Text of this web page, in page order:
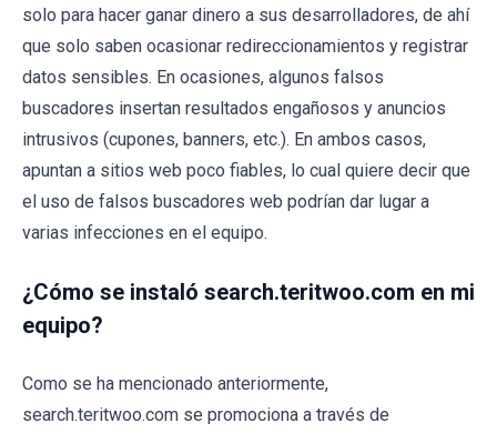
solo para hacer ganar dinero a sus desarrolladores, de ahí
que solo saben ocasionar redireccionamientos y registrar
datos sensibles. En ocasiones, algunos falsos
buscadores insertan resultados engañosos y anuncios
intrusivos (cupones, banners, etc.). En ambos casos,
apuntan a sitios web poco fiables, lo cual quiere decir que
el uso de falsos buscadores web podrían dar lugar a
varias infecciones en el equipo.
¿Cómo se instaló search.teritwoo.com en mi
equipo?
Como se ha mencionado anteriormente,
search.teritwoo.com se promociona a través de